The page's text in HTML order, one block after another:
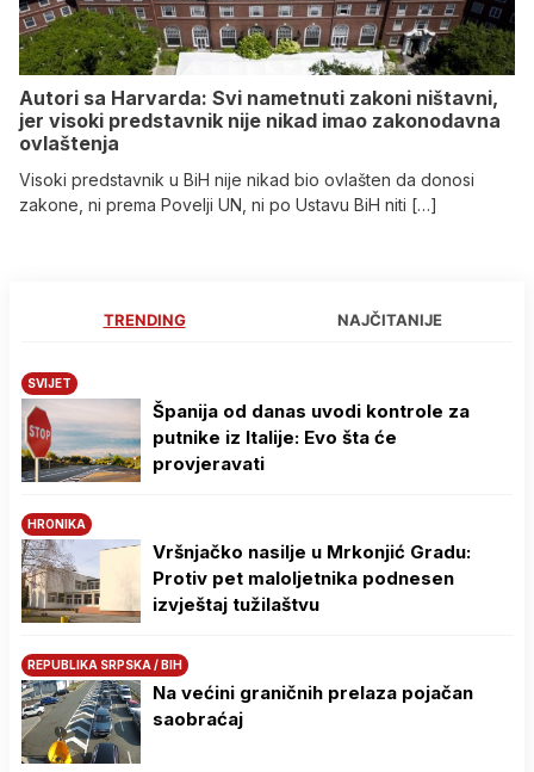
Autori sa Harvarda: Svi nametnuti zakoni ništavni,
jer visoki predstavnik nije nikad imao zakonodavna
ovlaštenja
Visoki predstavnik u BiH nije nikad bio ovlašten da donosi
zakone, ni prema Povelji UN, ni po Ustavu BiH niti […]
TRENDING NAJČITANIJE
SVIJET
Španija od danas uvodi kontrole za
putnike iz Italije: Evo šta će
provjeravati
HRONIKA
Vršnjačko nasilje u Mrkonjić Gradu:
Protiv pet maloljetnika podnesen
izvještaj tužilaštvu
REPUBLIKA SRPSKA / BIH
Na većini graničnih prelaza pojačan
saobraćaj